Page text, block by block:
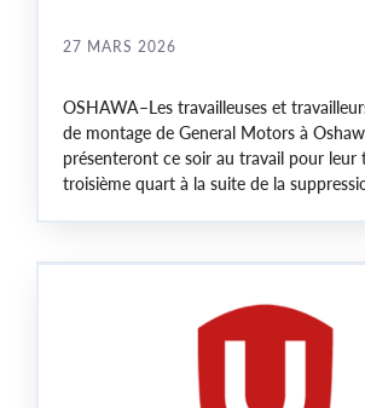
27 MARS 2026
OSHAWA–Les travailleuses et
de montage de General Motors à
présenteront ce soir au travail pour leur
troisième quart à la suite de la
entreprises faisant partie de la chaîne